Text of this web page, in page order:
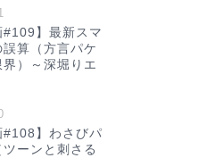
#109】最新スマ
算（方言パケ
）～深堀りエ
#108】わさびパ
ーンと刺さる